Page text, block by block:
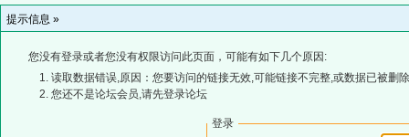
提示信息 »
您没有登录或者您没有权限访问此页面，可能有如下几个原因:
读取数据错误,原因：您要访问的链接无效,可能链接不完整,或数据已被删
您还不是论坛会员,请先登录论坛
登录